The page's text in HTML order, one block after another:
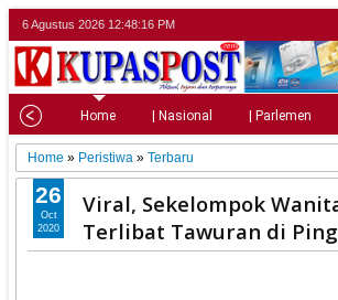
6 Agustus 2026 12:48:17 PM
Home | Nasional | Parlemen
Home » Peristiwa »Terbaru
Viral, Sekelompok
Terlibat Tawuran di
26
Oct
2020